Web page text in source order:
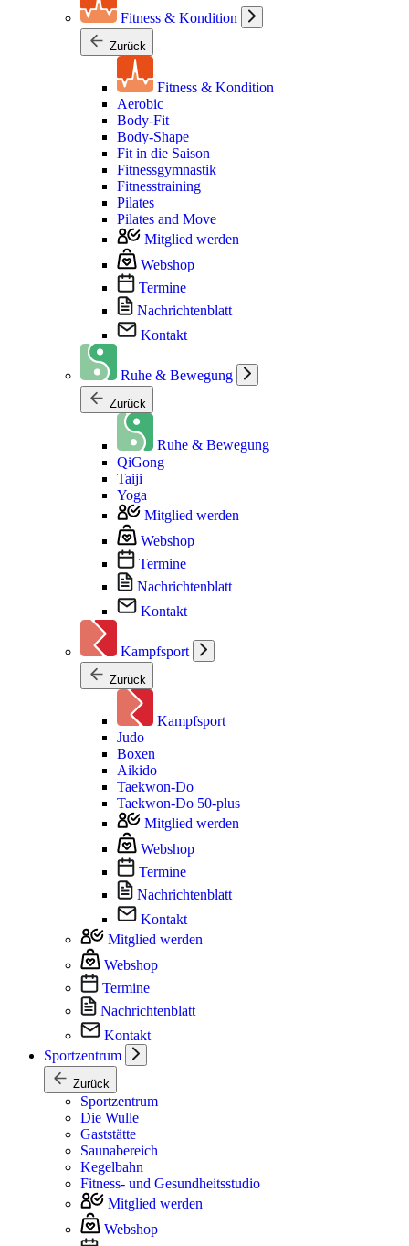
Fitness & Kondition
Zurück
Fitness & Kondition
Aerobic
Body-Fit
Body-Shape
Fit in die Saison
Fitnessgymnastik
Fitnesstraining
Pilates
Pilates and Move
Mitglied werden
Webshop
Termine
Nachrichtenblatt
Kontakt
Ruhe & Bewegung
Zurück
Ruhe & Bewegung
QiGong
Taiji
Yoga
Mitglied werden
Webshop
Termine
Nachrichtenblatt
Kontakt
Kampfsport
Zurück
Kampfsport
Judo
Boxen
Aikido
Taekwon-Do
Taekwon-Do 50-plus
Mitglied werden
Webshop
Termine
Nachrichtenblatt
Kontakt
Mitglied werden
Webshop
Termine
Nachrichtenblatt
Kontakt
Sportzentrum
Zurück
Sportzentrum
Die Wulle
Gaststätte
Saunabereich
Kegelbahn
Fitness- und Gesundheitsstudio
Mitglied werden
Webshop